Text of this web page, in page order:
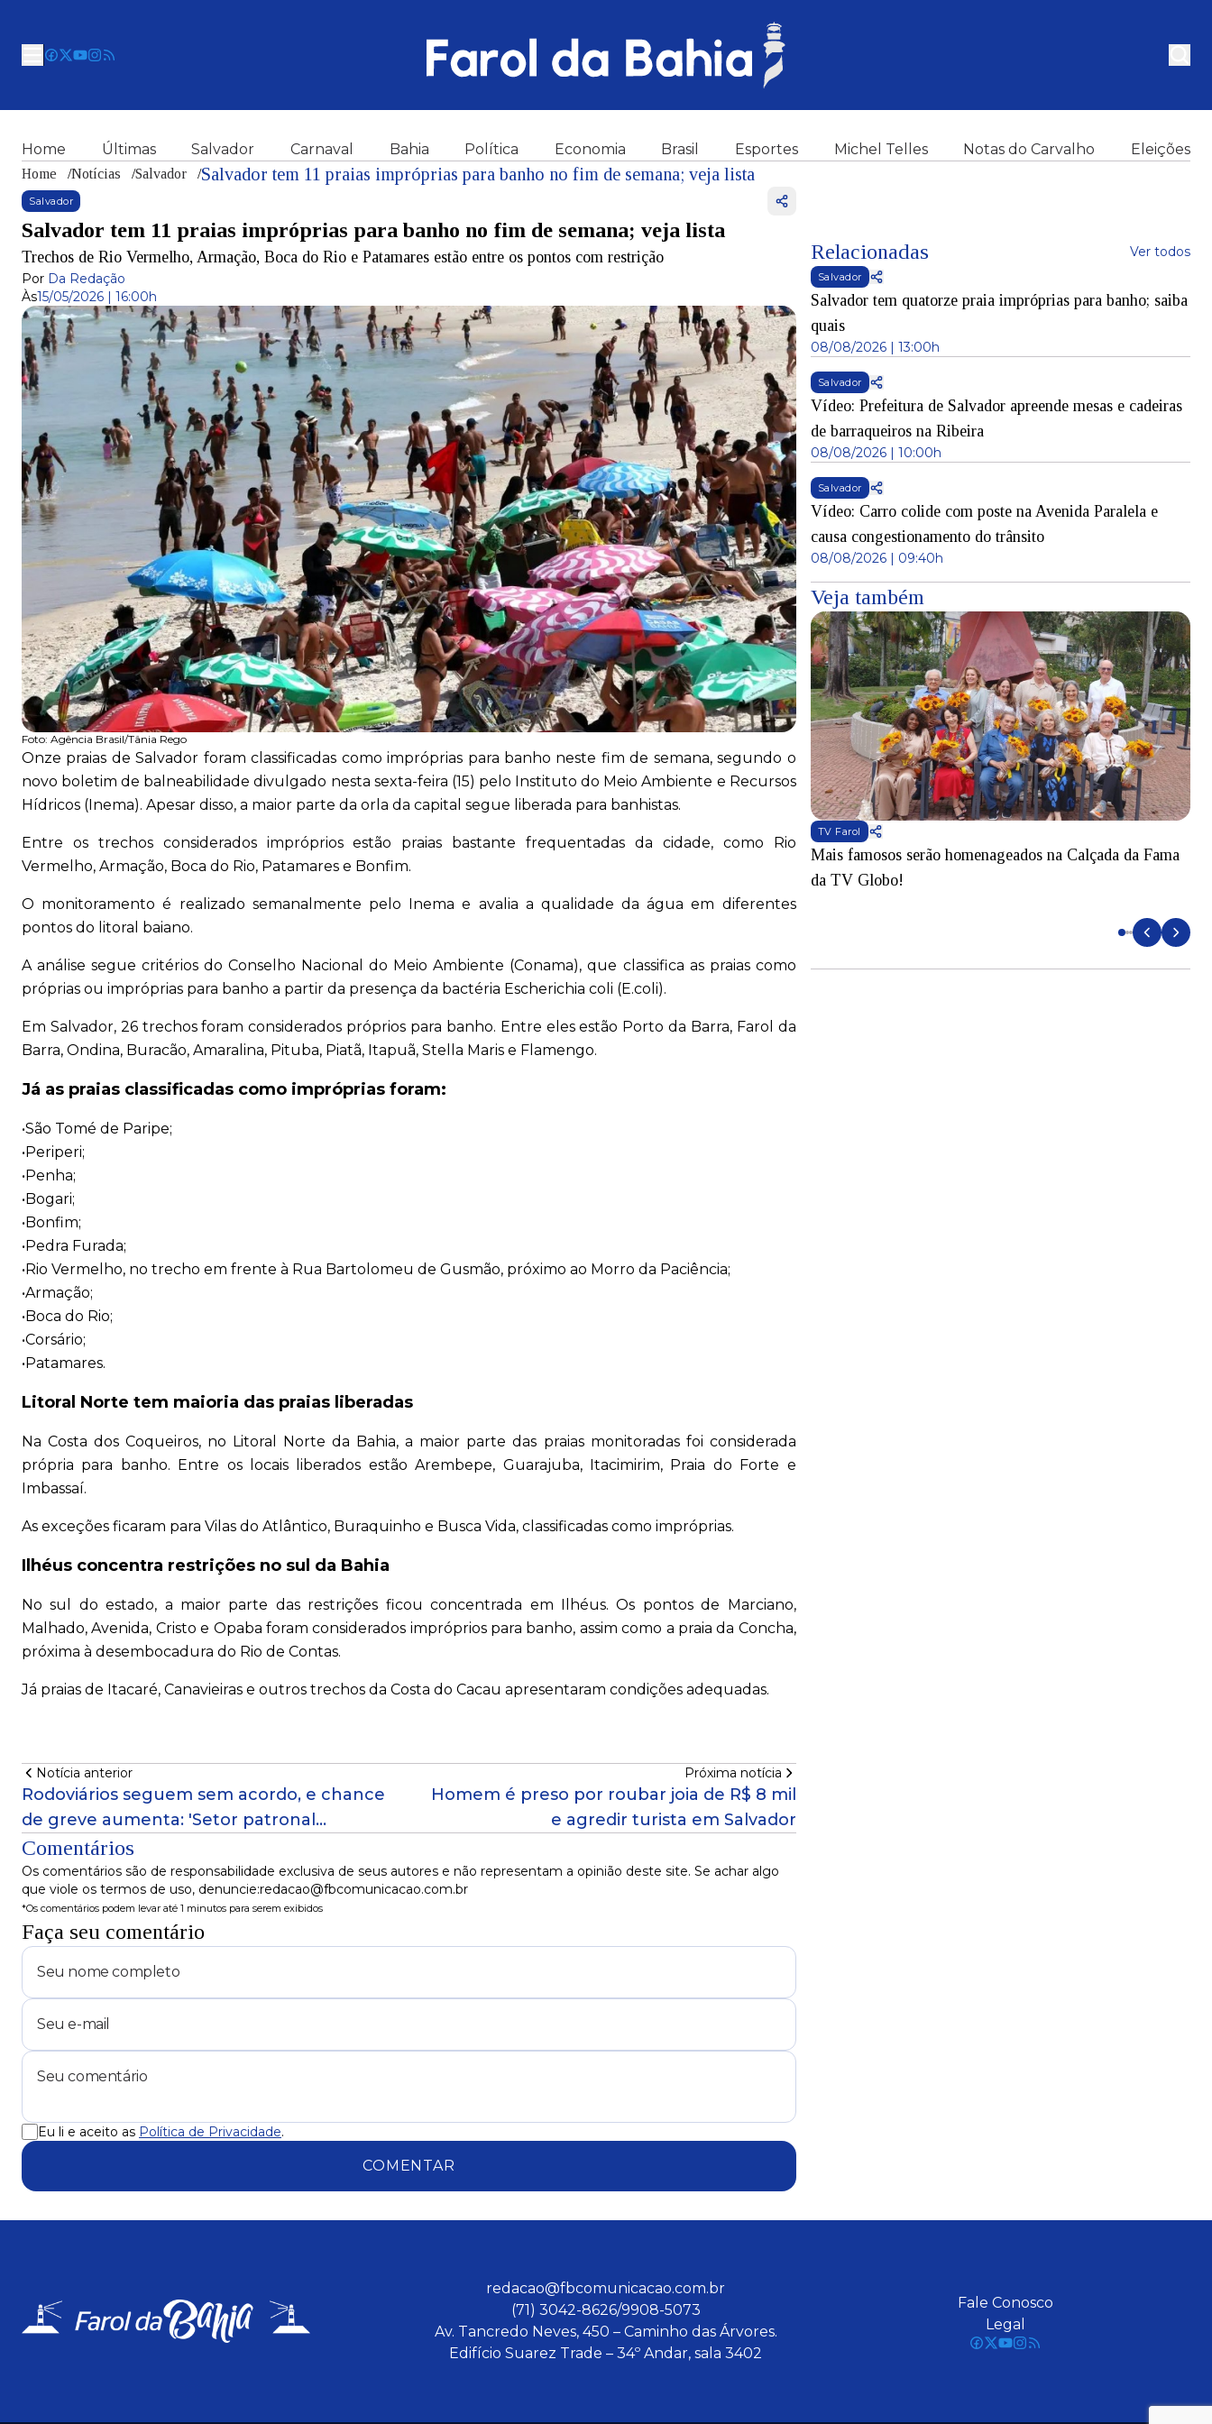
Home Últimas Salvador Carnaval Bahia Política Economia Brasil Esportes Michel Telles Notas do Carvalho Eleições
Home /Notícias /Salvador /Salvador tem 11 praias impróprias para banho no fim de semana; veja lista
Salvador
Salvador tem 11 praias impróprias para banho no fim de semana; veja lista
Trechos de Rio Vermelho, Armação, Boca do Rio e Patamares estão entre os pontos com restrição
Por Da Redação
Às15/05/2026 | 16:00h
Foto: Agência Brasil/Tânia Rego
Onze praias de Salvador foram classificadas como impróprias para banho neste fim de semana, segundo o
novo boletim de balneabilidade divulgado nesta sexta-feira (15) pelo Instituto do Meio Ambiente e Recursos
Hídricos (Inema). Apesar disso, a maior parte da orla da capital segue liberada para banhistas.
Entre os trechos considerados impróprios estão praias bastante frequentadas da cidade, como Rio
Vermelho, Armação, Boca do Rio, Patamares e Bonfim.
O monitoramento é realizado semanalmente pelo Inema e avalia a qualidade da água em diferentes
pontos do litoral baiano.
A análise segue critérios do Conselho Nacional do Meio Ambiente (Conama), que classifica as praias como
próprias ou impróprias para banho a partir da presença da bactéria Escherichia coli (E.coli).
Em Salvador, 26 trechos foram considerados próprios para banho. Entre eles estão Porto da Barra, Farol da
Barra, Ondina, Buracão, Amaralina, Pituba, Piatã, Itapuã, Stella Maris e Flamengo.
Já as praias classificadas como impróprias foram:
•São Tomé de Paripe;
•Periperi;
•Penha;
•Bogari;
•Bonfim;
•Pedra Furada;
•Rio Vermelho, no trecho em frente à Rua Bartolomeu de Gusmão, próximo ao Morro da Paciência;
•Armação;
•Boca do Rio;
•Corsário;
•Patamares.
Litoral Norte tem maioria das praias liberadas
Na Costa dos Coqueiros, no Litoral Norte da Bahia, a maior parte das praias monitoradas foi considerada
própria para banho. Entre os locais liberados estão Arembepe, Guarajuba, Itacimirim, Praia do Forte e
Imbassaí.
As exceções ficaram para Vilas do Atlântico, Buraquinho e Busca Vida, classificadas como impróprias.
Ilhéus concentra restrições no sul da Bahia
No sul do estado, a maior parte das restrições ficou concentrada em Ilhéus. Os pontos de Marciano,
Malhado, Avenida, Cristo e Opaba foram considerados impróprios para banho, assim como a praia da Concha,
próxima à desembocadura do Rio de Contas.
Já praias de Itacaré, Canavieiras e outros trechos da Costa do Cacau apresentaram condições adequadas.
Notícia anterior
Rodoviários seguem sem acordo, e chance
de greve aumenta: 'Setor patronal
desrespeitoso e intransigente'
Próxima notícia
Homem é preso por roubar joia de R$ 8 mil
e agredir turista em Salvador
Comentários
Os comentários são de responsabilidade exclusiva de seus autores e não representam a opinião deste site. Se achar algo
que viole os termos de uso, denuncie:redacao@fbcomunicacao.com.br
*Os comentários podem levar até 1 minutos para serem exibidos
Faça seu comentário
Eu li e aceito as Política de Privacidade.
COMENTAR
Relacionadas Ver todos
Salvador
Salvador tem quatorze praia impróprias para banho; saiba
quais
08/08/2026 | 13:00h
Salvador
Vídeo: Prefeitura de Salvador apreende mesas e cadeiras
de barraqueiros na Ribeira
08/08/2026 | 10:00h
Salvador
Vídeo: Carro colide com poste na Avenida Paralela e
causa congestionamento do trânsito
08/08/2026 | 09:40h
Veja também
TV Farol
Mais famosos serão homenageados na Calçada da Fama
da TV Globo!
redacao@fbcomunicacao.com.br
(71) 3042-8626/9908-5073
Av. Tancredo Neves, 450 – Caminho das Árvores.
Edifício Suarez Trade – 34º Andar, sala 3402
Fale Conosco
Legal